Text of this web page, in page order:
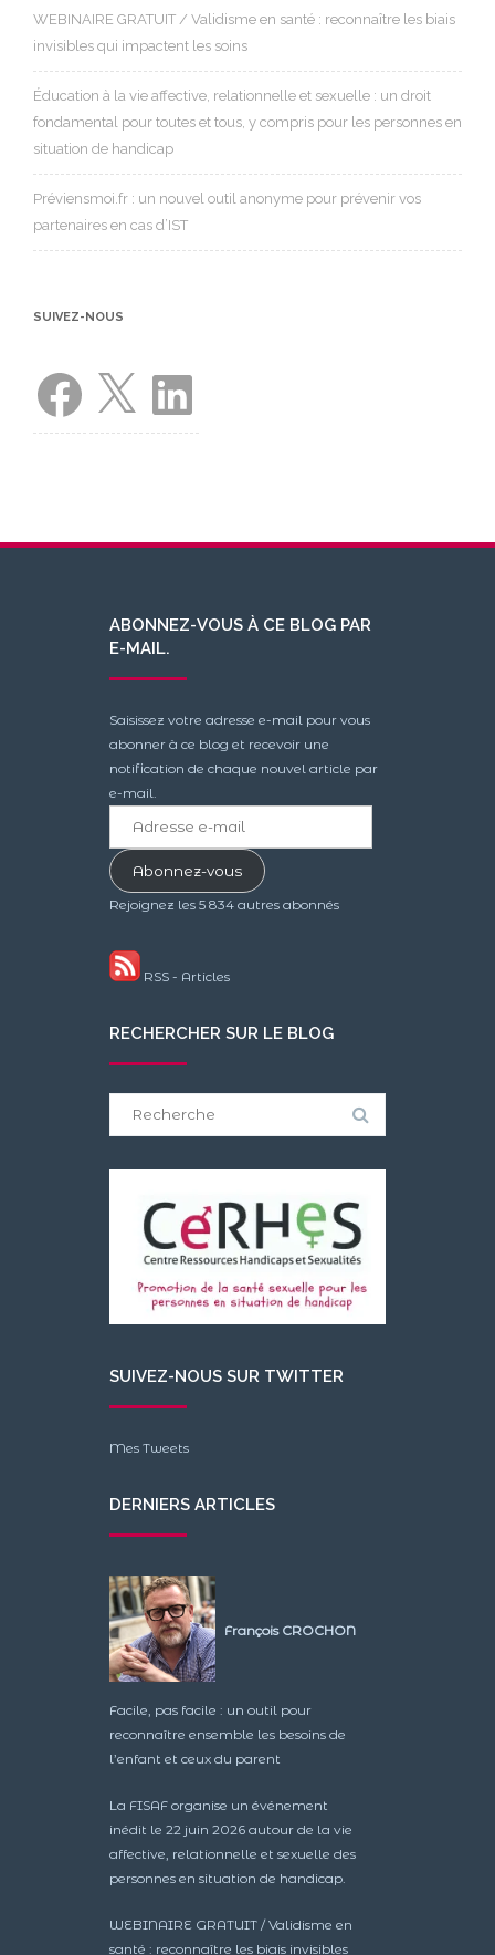
WEBINAIRE GRATUIT / Validisme en santé : reconnaître les biais
invisibles qui impactent les soins
Éducation à la vie affective, relationnelle et sexuelle : un droit
fondamental pour toutes et tous, y compris pour les personnes en
situation de handicap
Préviensmoi.fr : un nouvel outil anonyme pour prévenir vos
partenaires en cas d’IST
SUIVEZ-NOUS
Facebook LinkedIn
ABONNEZ-VOUS À CE BLOG PAR
E-MAIL.
Saisissez votre adresse e-mail pour vous
abonner à ce blog et recevoir une
notification de chaque nouvel article par
e-mail.
mailAbonnez-vous
Rejoignez les 5 834 autres abonnés
RSS - Articles
RECHERCHER SUR LE BLOG
SUIVEZ-NOUS SUR TWITTER
Mes Tweets
DERNIERS ARTICLES
François CROCHON
Facile, pas facile : un outil pour
reconnaître ensemble les besoins de
l’enfant et ceux du parent
La FISAF organise un événement
inédit le 22 juin 2026 autour de la vie
affective, relationnelle et sexuelle des
personnes en situation de handicap.
WEBINAIRE GRATUIT / Validisme en
santé : reconnaître les biais invisibles